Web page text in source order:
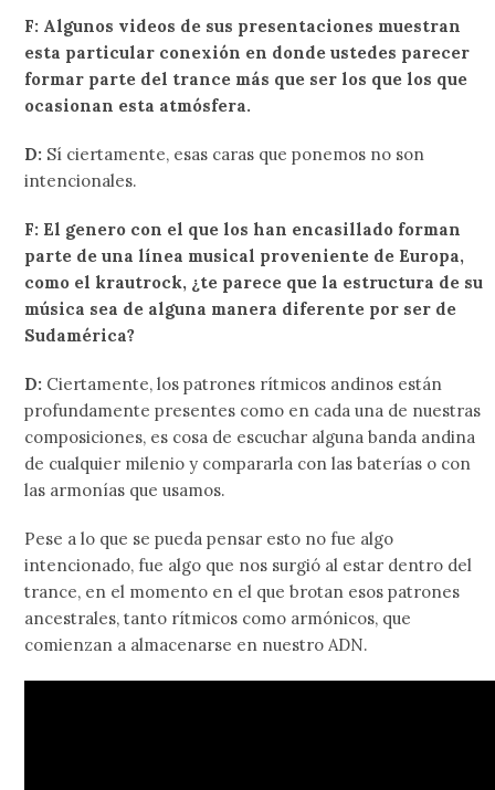
F: Algunos videos de sus presentaciones muestran
esta particular conexión en donde ustedes parecer
formar parte del trance más que ser los que los que
ocasionan esta atmósfera.
D: Sí ciertamente, esas caras que ponemos no son
intencionales.
F: El genero con el que los han encasillado forman
parte de una línea musical proveniente de Europa,
como el krautrock, ¿te parece que la estructura de su
música sea de alguna manera diferente por ser de
Sudamérica?
D: Ciertamente, los patrones rítmicos andinos están
profundamente presentes como en cada una de nuestras
composiciones, es cosa de escuchar alguna banda andina
de cualquier milenio y compararla con las baterías o con
las armonías que usamos.
Pese a lo que se pueda pensar esto no fue algo
intencionado, fue algo que nos surgió al estar dentro del
trance, en el momento en el que brotan esos patrones
ancestrales, tanto rítmicos como armónicos, que
comienzan a almacenarse en nuestro ADN.